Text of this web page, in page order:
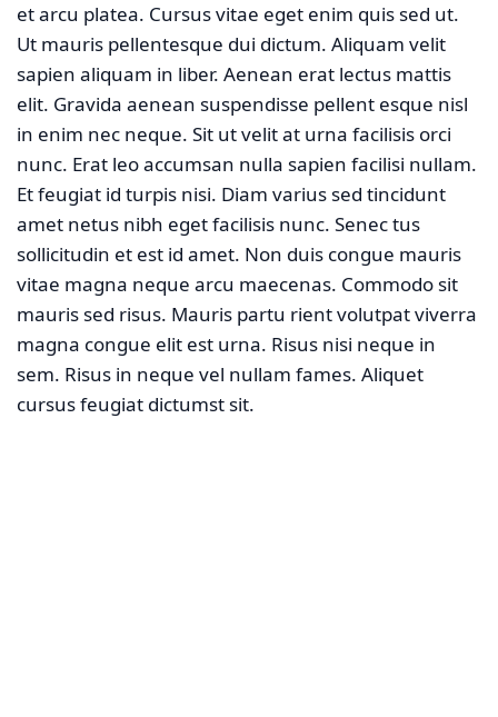
et arcu platea. Cursus vitae eget enim quis sed ut.
Ut mauris pellentesque dui dictum. Aliquam velit
sapien aliquam in liber. Aenean erat lectus mattis
elit. Gravida aenean suspendisse pellent esque nisl
in enim nec neque. Sit ut velit at urna facilisis orci
nunc. Erat leo accumsan nulla sapien facilisi nullam.
Et feugiat id turpis nisi. Diam varius sed tincidunt
amet netus nibh eget facilisis nunc. Senec tus
sollicitudin et est id amet. Non duis congue mauris
vitae magna neque arcu maecenas. Commodo sit
mauris sed risus. Mauris partu rient volutpat viverra
magna congue elit est urna. Risus nisi neque in
sem. Risus in neque vel nullam fames. Aliquet
cursus feugiat dictumst sit.